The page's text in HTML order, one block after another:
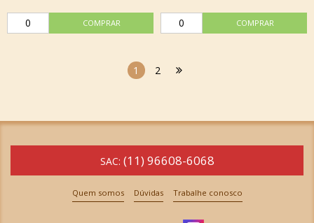
1 2
SAC: (11) 96608-6068
Quem somos Dúvidas Trabalhe conosco